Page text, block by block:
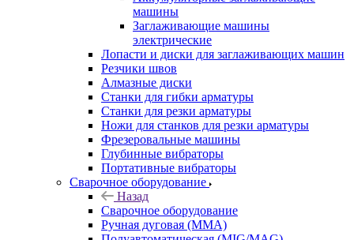
машины
Заглаживающие машины
электрические
Лопасти и диски для заглаживающих машин
Резчики швов
Алмазные диски
Станки для гибки арматуры
Станки для резки арматуры
Ножи для станков для резки арматуры
Фрезеровальные машины
Глубинные вибраторы
Портативные вибраторы
Сварочное оборудование
Назад
Сварочное оборудование
Ручная дуговая (MMA)